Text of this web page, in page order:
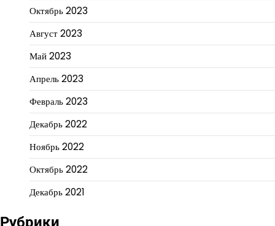
Октябрь 2023
Август 2023
Май 2023
Апрель 2023
Февраль 2023
Декабрь 2022
Ноябрь 2022
Октябрь 2022
Декабрь 2021